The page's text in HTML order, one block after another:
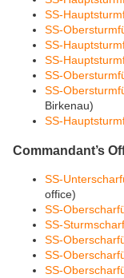
SS-
SS-
SS-
SS-
SS-
SS-
Birkenau)
SS-
Commandant’s
SS-
office)
SS-
SS-
SS-
SS-
SS-